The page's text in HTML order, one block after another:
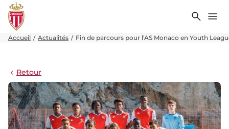
Accueil Actualités Fin de parcours pour l'AS Monaco en Youth
Retour